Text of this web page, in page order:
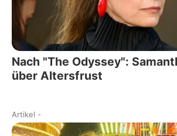
Nach "The Odyssey":
über Altersfrust
Artikel -